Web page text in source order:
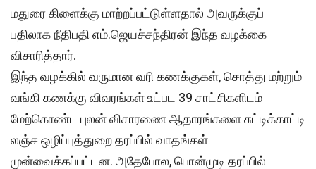
மதுரை கிளைக்கு மாற்றப்பட்டுள்ளதால் அவருக்குப்
பதிலாக நீதிபதி எம்.ஜெயச்சந்திரன் இந்த வழக்கை
விசாரித்தார்.
இந்த வழக்கில் வருமான வரி கணக்குகள், சொத்து மற்றும்
வங்கி கணக்கு விவரங்கள் உட்பட 39 சாட்சிகளிடம்
மேற்கொண்ட புலன் விசாரணை ஆதாரங்களை சுட்டிக்காட்டி
லஞ்ச ஒழிப்புத்துறை தரப்பில் வாதங்கள்
முன்வைக்கப்பட்டன. அதேபோல, பொன்முடி தரப்பில்